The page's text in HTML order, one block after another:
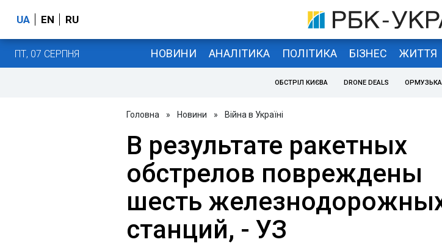
UA EN RU
ПТ, 07 СЕРПНЯ НОВИНИ АНАЛІТИКА ПОЛІТИКА БІЗНЕС ЖИТТЯ
ОБСТРІЛ КИЄВА DRONE DEALS
Головна » Новини » Війна в Україні
В результате ракетных
обстрелов повреждены
шесть
станций, - УЗ